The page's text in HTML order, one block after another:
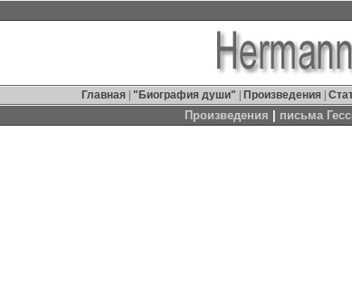
Главная "Биография души" Произведения
Произведения письма